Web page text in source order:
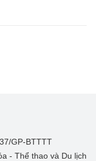
GP-BTTTT
- Thể thao và Du lịch